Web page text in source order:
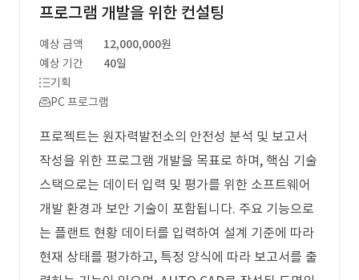
프로그램 개발을 위한 컨설팅
예상 금액
12,000,000원
예상 기간
40일
기획
PC 프로그램
프로젝트는 원자력발전소의 안전성 분석 및 보고서
작성을 위한 프로그램 개발을 목표로 하며, 핵심 기술
스택으로는 데이터 입력 및 평가를 위한 소프트웨어
개발 환경과 보안 기술이 포함됩니다. 주요 기능으로
는 플랜트 현황 데이터를 입력하여 설계 기준에 따라
현재 상태를 평가하고, 특정 양식에 따라 보고서를 출